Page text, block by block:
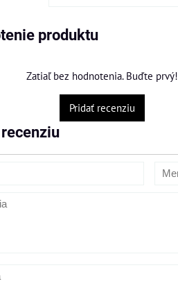
produktu
Zatiaľ bez hodnotenia. Buďte prvý!
Pridať recenziu